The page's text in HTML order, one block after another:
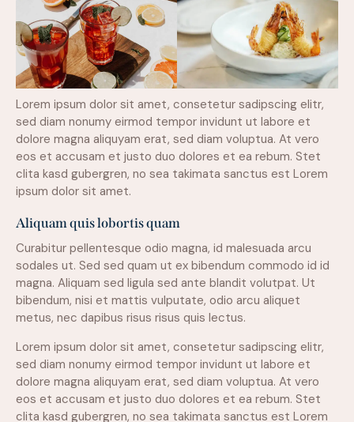
Lorem ipsum dolor sit amet, consetetur sadipscing elitr,
sed diam nonumy eirmod tempor invidunt ut labore et
dolore magna aliquyam erat, sed diam voluptua. At vero
eos et accusam et justo duo dolores et ea rebum. Stet
clita kasd gubergren, no sea takimata sanctus est Lorem
ipsum dolor sit amet.
Aliquam quis lobortis quam
Curabitur pellentesque odio magna, id malesuada arcu
sodales ut. Sed sed quam ut ex bibendum commodo id id
magna. Aliquam sed ligula sed ante blandit volutpat. Ut
bibendum, nisi et mattis vulputate, odio arcu aliquet
metus, nec dapibus risus risus quis lectus.
Lorem ipsum dolor sit amet, consetetur sadipscing elitr,
sed diam nonumy eirmod tempor invidunt ut labore et
dolore magna aliquyam erat, sed diam voluptua. At vero
eos et accusam et justo duo dolores et ea rebum. Stet
clita kasd gubergren, no sea takimata sanctus est Lorem